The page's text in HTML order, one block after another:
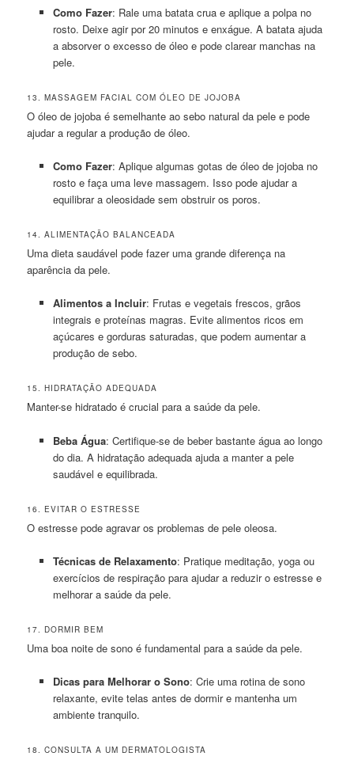
Como Fazer: Rale uma batata crua e aplique a polpa no
rosto. Deixe agir por 20 minutos e enxágue. A batata ajuda
a absorver o excesso de óleo e pode clarear manchas na
pele.
13. MASSAGEM FACIAL COM ÓLEO DE JOJOBA
O óleo de jojoba é semelhante ao sebo natural da pele e pode
ajudar a regular a produção de óleo.
Como Fazer: Aplique algumas gotas de óleo de jojoba no
rosto e faça uma leve massagem. Isso pode ajudar a
equilibrar a oleosidade sem obstruir os poros.
14. ALIMENTAÇÃO BALANCEADA
Uma dieta saudável pode fazer uma grande diferença na
aparência da pele.
Alimentos a Incluir: Frutas e vegetais frescos, grãos
integrais e proteínas magras. Evite alimentos ricos em
açúcares e gorduras saturadas, que podem aumentar a
produção de sebo.
15. HIDRATAÇÃO ADEQUADA
Manter-se hidratado é crucial para a saúde da pele.
Beba Água: Certifique-se de beber bastante água ao longo
do dia. A hidratação adequada ajuda a manter a pele
saudável e equilibrada.
16. EVITAR O ESTRESSE
O estresse pode agravar os problemas de pele oleosa.
Técnicas de Relaxamento: Pratique meditação, yoga ou
exercícios de respiração para ajudar a reduzir o estresse e
melhorar a saúde da pele.
17. DORMIR BEM
Uma boa noite de sono é fundamental para a saúde da pele.
Dicas para Melhorar o Sono: Crie uma rotina de sono
relaxante, evite telas antes de dormir e mantenha um
ambiente tranquilo.
18. CONSULTA A UM DERMATOLOGISTA